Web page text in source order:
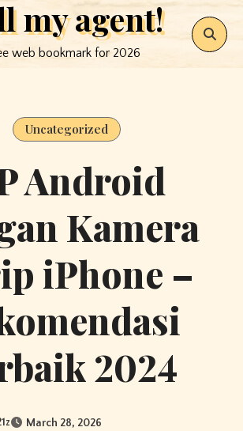
my agent!
web bookmark for 2026
Uncategorized
Android
Kamera
iPhone –
2024
March 28, 2026